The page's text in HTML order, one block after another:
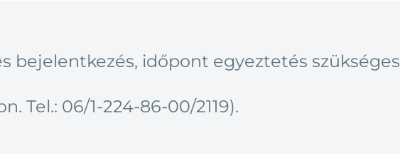
bejelentkezés, időpont egyeztetés szükséges
Tel.: 06/1-224-86-00/2119).